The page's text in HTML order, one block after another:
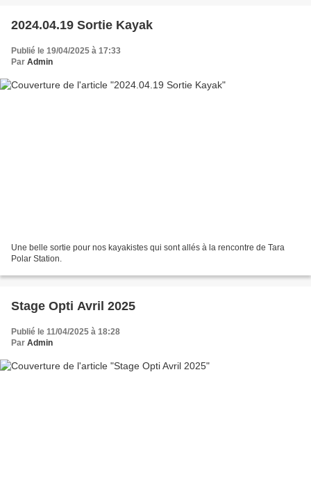
2024.04.19 Sortie Kayak
Publié le 19/04/2025 à 17:33
Par Admin
Une belle sortie pour nos kayakistes qui sont allés à la rencontre de Tara
Polar Station.
Stage Opti Avril 2025
Publié le 11/04/2025 à 18:28
Par Admin